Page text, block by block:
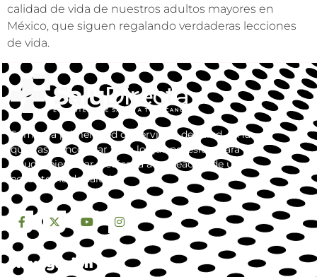
calidad de vida de nuestros adultos mayores en
México, que siguen regalando verdaderas lecciones
de vida.
Somos la primera red de servicios de salud, en la
que vas a encontrar todo lo que necesitas para tu
salud y bienestar. dedicada a la creación de un
ecosistema de salud.
Navegación